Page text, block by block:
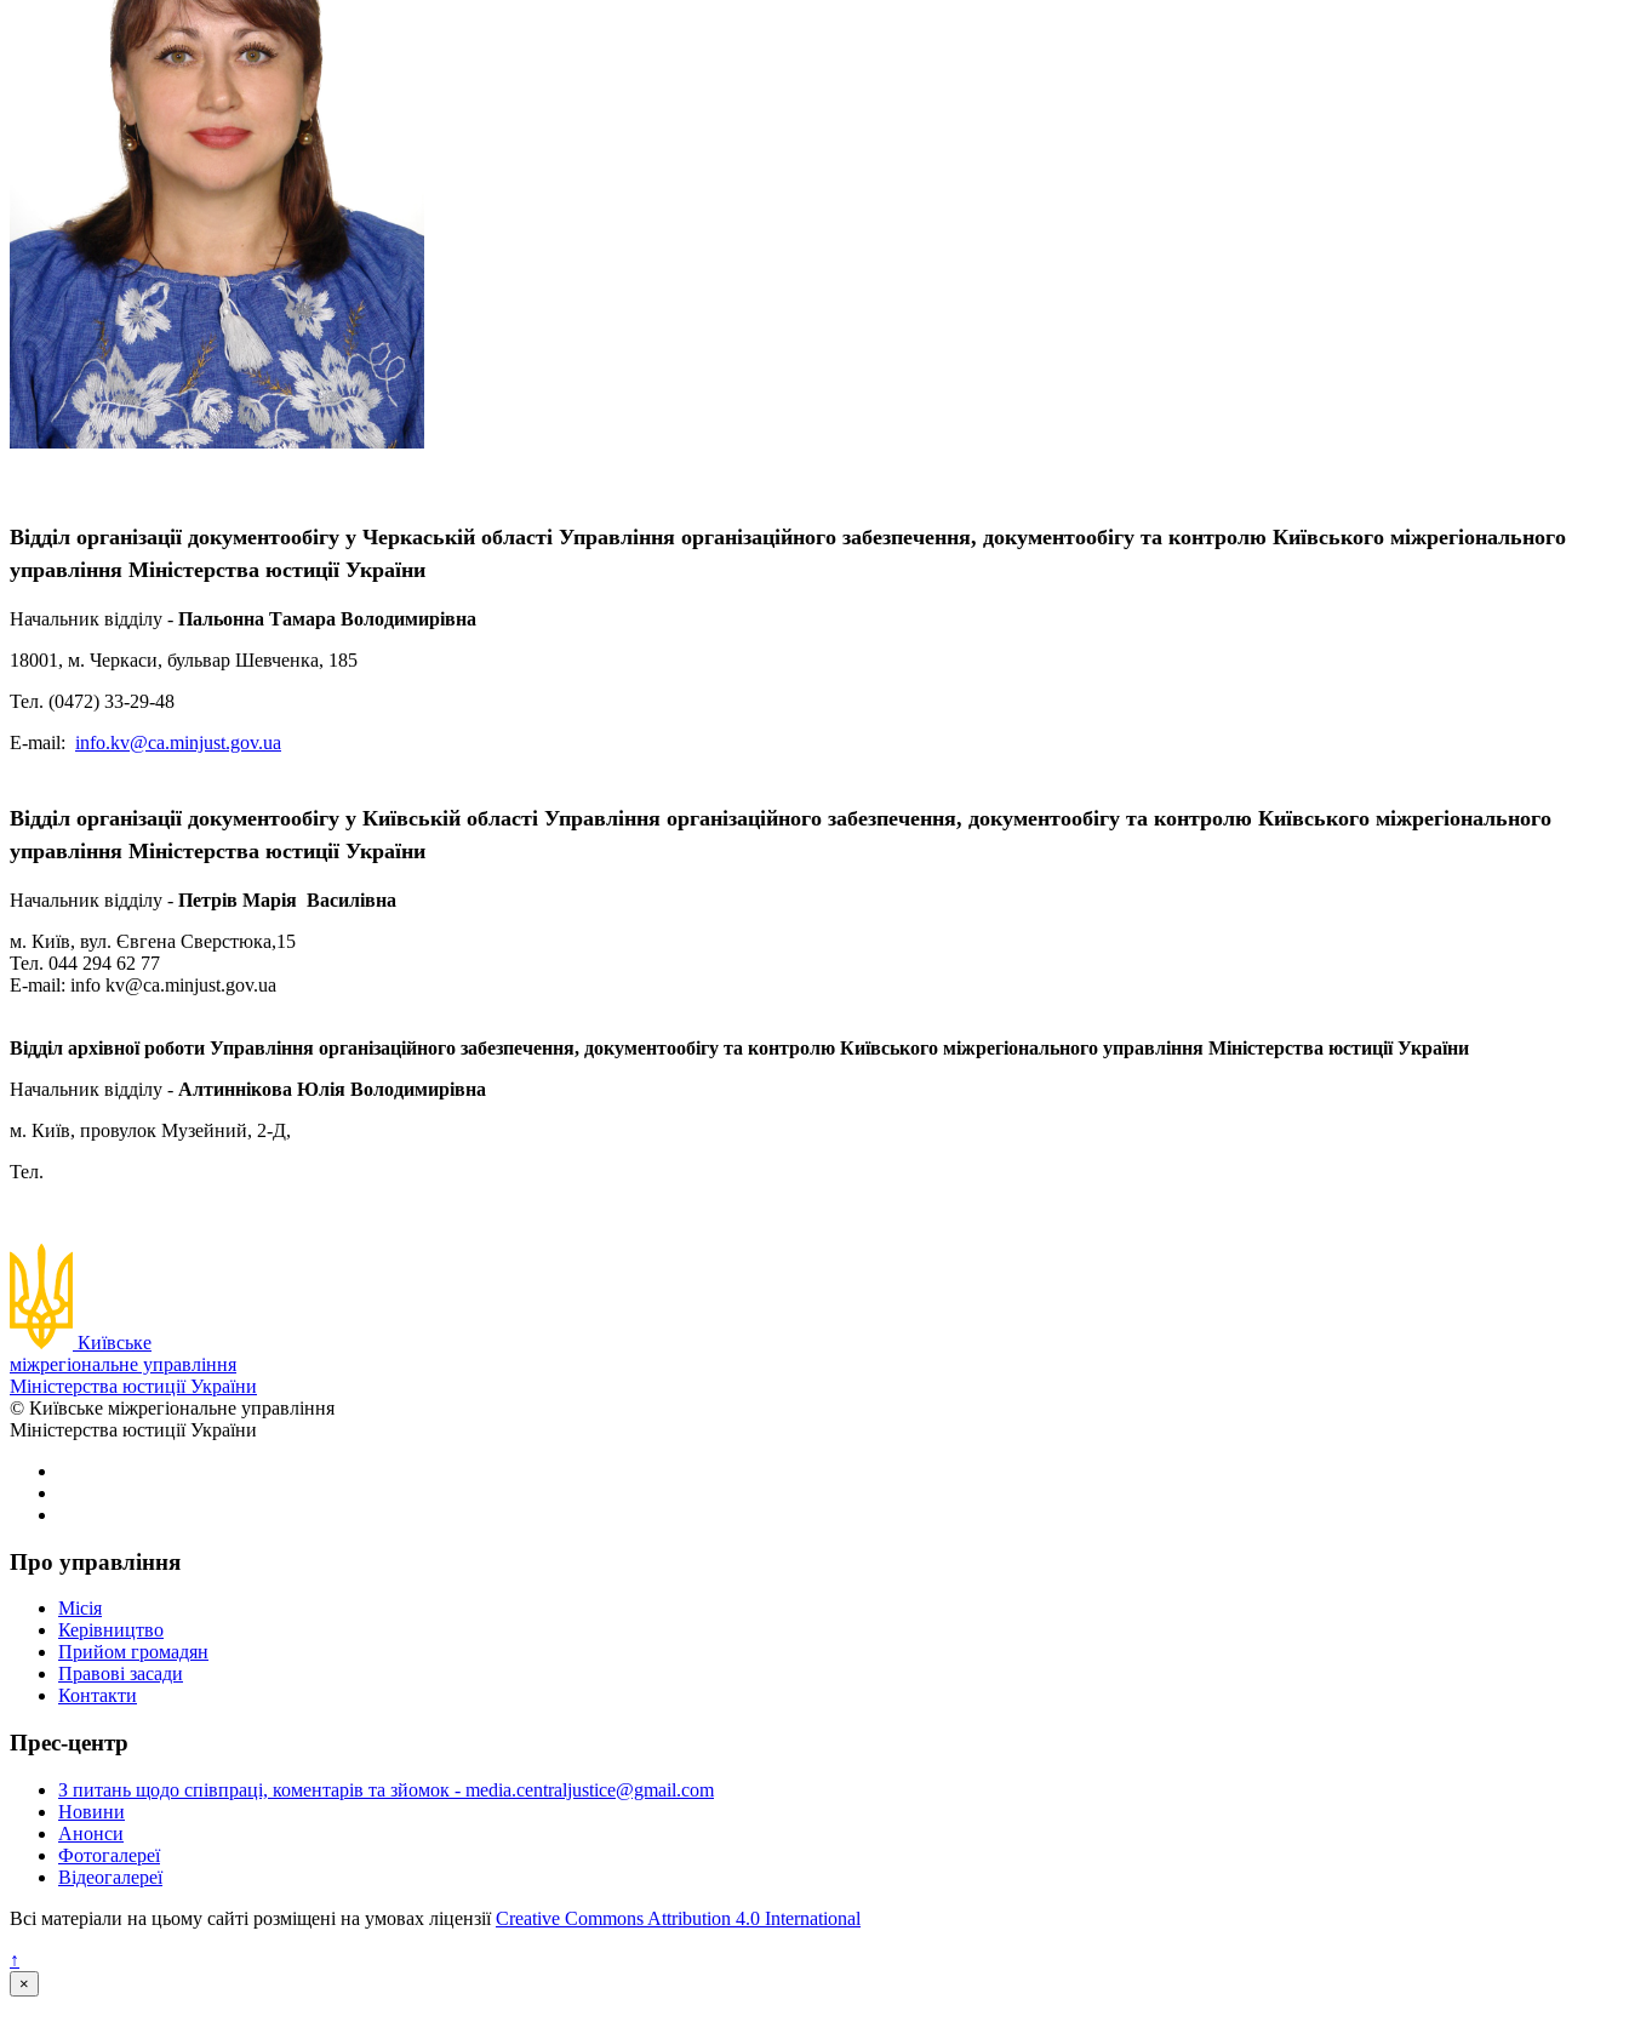
Відділ організації документообігу у Черкаській області Управління організаційного забезпечення, документообігу та контролю Київського міжрегіонального
управління Міністерства юстиції України
Начальник відділу - Пальонна Тамара Володимирівна
18001, м. Черкаси, бульвар Шевченка, 185
Тел. (0472) 33-29-48
Е-mail: info.kv@ca.minjust.gov.ua
Відділ організації документообігу у Київській області Управління організаційного забезпечення, документообігу та контролю Київського міжрегіонального
управління Міністерства юстиції України
Начальник відділу - Петрів Марія Василівна
м. Київ, вул. Євгена Сверстюка,15
Тел. 044 294 62 77
Е-mail: info kv@ca.minjust.gov.ua
Відділ архівної роботи Управління організаційного забезпечення, документообігу та контролю Київського міжрегіонального управління Міністерства юстиції України
Начальник відділу - Алтиннікова Юлія Володимирівна
м. Київ, провулок Музейний, 2-Д,
Тел.
Київське
міжрегіональне управління
Міністерства юстиції України
© Київське міжрегіональне управління
Міністерства юстиції України
Про управління
Місія
Керівництво
Прийом громадян
Правові засади
Контакти
Прес-центр
З питань щодо співпраці, коментарів та зйомок - media.centraljustice@gmail.com
Новини
Анонси
Фотогалереї
Відеогалереї
Всі матеріали на цьому сайті розміщені на умовах ліцензіїCreative Commons Attribution 4.0 International
↑
×